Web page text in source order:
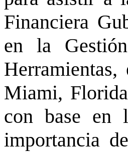
Financiera
en la
Miami,
con base en
importancia